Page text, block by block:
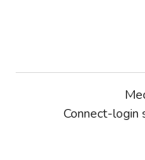
Connect-login